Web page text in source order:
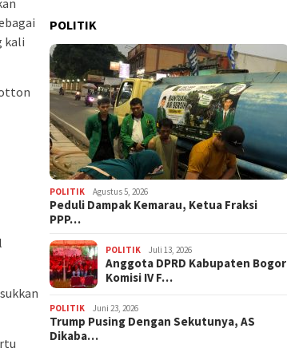
kali
POLITIK
POLITIK Agustus 5, 2026
‎Peduli Dampak Kemarau, Ketua Fraksi
PPP…
POLITIK Juli 13, 2026
Anggota DPRD Kabupaten Bogor
Komisi IV F…
POLITIK Juni 23, 2026
Trump Pusing Dengan Sekutunya, AS
Dikaba…